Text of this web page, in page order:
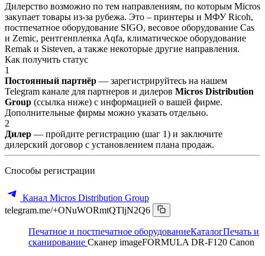
Дилерство возможно по тем направлениям, по которым Micros
закупает товары из-за рубежа. Это – принтеры и МФУ Ricoh,
постпечатное оборудование SIGO, весовое оборудование Cas
и Zemic, рентгенпленка Aqfa, климатическое оборудование
Remak и Sisteven, а также некоторые другие направления.
Как получить статус
1
Постоянный партнёр — зарегистрируйтесь на нашем
Telegram канале для партнеров и дилеров Micros Distribution
Group (ссылка ниже) с информацией о вашей фирме.
Дополнительные фирмы можно указать отдельно.
2
Дилер — пройдите регистрацию (шаг 1) и заключите
дилерский договор с установлением плана продаж.
Способы регистрации
Канал Micros Distribution Group
telegram.me/+ONuWORmtQTljN2Q6
Печатное и постпечатное оборудованиеКаталогПечать и
сканирование Сканер imageFORMULA DR-F120 Canon